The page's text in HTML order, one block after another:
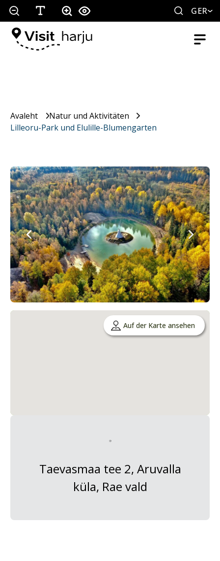
GER
Avaleht
Natur und Aktivitäten
Lilleoru-Park und Elulille-Blumengarten
Auf der Karte ansehen
Taevasmaa tee 2, Aruvalla
küla, Rae vald